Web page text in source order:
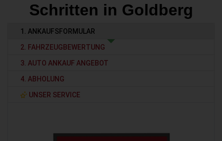
Schritten in Goldberg
1. ANKAUFSFORMULAR
2. FAHRZEUGBEWERTUNG
3. AUTO ANKAUF ANGEBOT
4. ABHOLUNG
UNSER SERVICE